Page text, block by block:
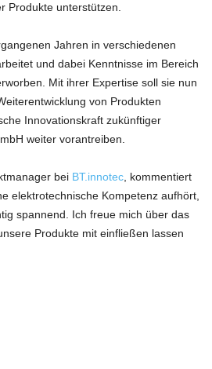
Produkte unterstützen.
Jahren in verschiedenen
und dabei Kenntnisse im Bereich
Mit ihrer Expertise soll sie nun
von Produkten
Innovationskraft zukünftiger
weiter vorantreiben.
bei BT.innotec , kommentiert
elektrotechnische Kompetenz aufhört,
spannend. Ich freue mich über das
Produkte mit einfließen lassen